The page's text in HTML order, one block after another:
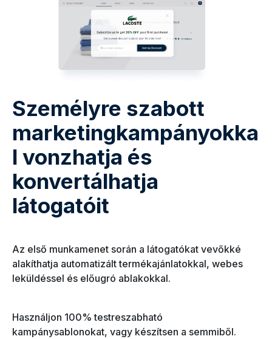
Személyre szabott
marketingkampányokka
l vonzhatja és
konvertálhatja
látogatóit
Az első munkamenet során a látogatókat vevőkké
alakíthatja automatizált termékajánlatokkal, webes
leküldéssel és előugró ablakokkal.
Használjon 100% testreszabható
kampánysablonokat, vagy készítsen a semmiből.